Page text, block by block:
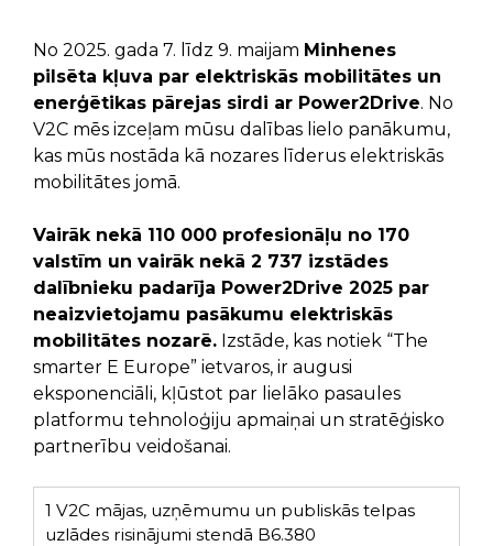
No 2025. gada 7. līdz 9. maijam Minhenes
pilsēta kļuva par elektriskās mobilitātes un
enerģētikas pārejas sirdi ar Power2Drive. No
V2C mēs izceļam mūsu dalības lielo panākumu,
kas mūs nostāda kā nozares līderus elektriskās
mobilitātes jomā.
Vairāk nekā 110 000 profesionāļu no 170
valstīm un vairāk nekā 2 737 izstādes
dalībnieku padarīja Power2Drive 2025 par
neaizvietojamu pasākumu elektriskās
mobilitātes nozarē. Izstāde, kas notiek “The
smarter E Europe” ietvaros, ir augusi
eksponenciāli, kļūstot par lielāko pasaules
platformu tehnoloģiju apmaiņai un stratēģisko
partnerību veidošanai.
1 V2C mājas, uzņēmumu un publiskās telpas
uzlādes risinājumi stendā B6.380